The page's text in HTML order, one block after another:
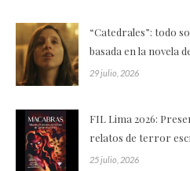
“Catedrales”: todo
basada en la novela
29 julio, 2026
FIL Lima 2026:
relatos de terror
25 julio, 2026